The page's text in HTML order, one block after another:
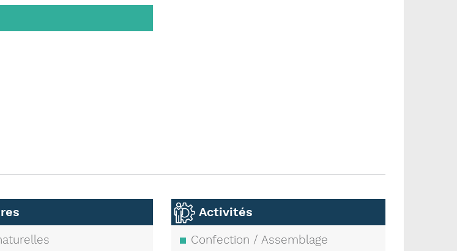
Activités
Confection / Assemblage